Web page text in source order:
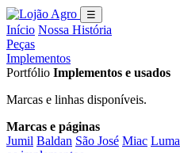
☰
Início Nossa História
Peças
Implementos
Portfólio Implementos e usados
Marcas e linhas disponíveis.
Marcas e páginas
Jumil Baldan São José Miac Luma